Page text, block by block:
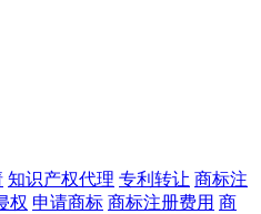
知识产权代理 专利转让 商标注
权 申请商标 商标注册费用 商